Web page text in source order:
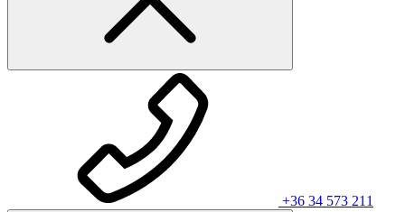
+36 34 573 211